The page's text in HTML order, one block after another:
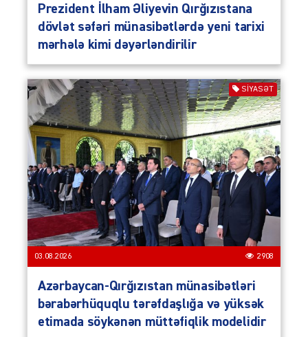
Prezident İlham Əliyevin Qırğızıstana
dövlət səfəri münasibətlərdə yeni tarixi
mərhələ kimi dəyərləndirilir
SIYASƏT
03.08.2026 2908
Azərbaycan-Qırğızıstan münasibətləri
bərabərhüquqlu tərəfdaşlığa və yüksək
etimada söykənən müttəfiqlik modelidir